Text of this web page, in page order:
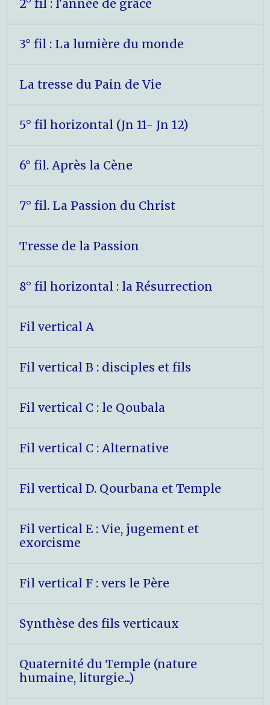
2° fil : l'année de grâce
3° fil : La lumière du monde
La tresse du Pain de Vie
5° fil horizontal (Jn 11- Jn 12)
6° fil. Après la Cène
7° fil. La Passion du Christ
Tresse de la Passion
8° fil horizontal : la Résurrection
Fil vertical A
Fil vertical B : disciples et fils
Fil vertical C : le Qoubala
Fil vertical C : Alternative
Fil vertical D. Qourbana et Temple
Fil vertical E : Vie, jugement et
exorcisme
Fil vertical F : vers le Père
Synthèse des fils verticaux
Quaternité du Temple (nature
humaine, liturgie...)